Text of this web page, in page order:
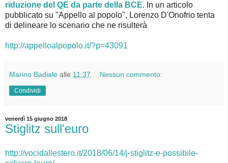
riduzione del QE da parte della BCE. In un articolo
pubblicato su "Appello al popolo", Lorenzo D'Onofrio tenta
di delineare lo scenario che ne risulterà
http://appelloalpopolo.it/?p=43091
Marino Badiale alle 11:37 Nessun commento:
Condividi
venerdì 15 giugno 2018
Stiglitz sull'euro
http://vocidallestero.it/2018/06/14/j-stiglitz-e-possibile-